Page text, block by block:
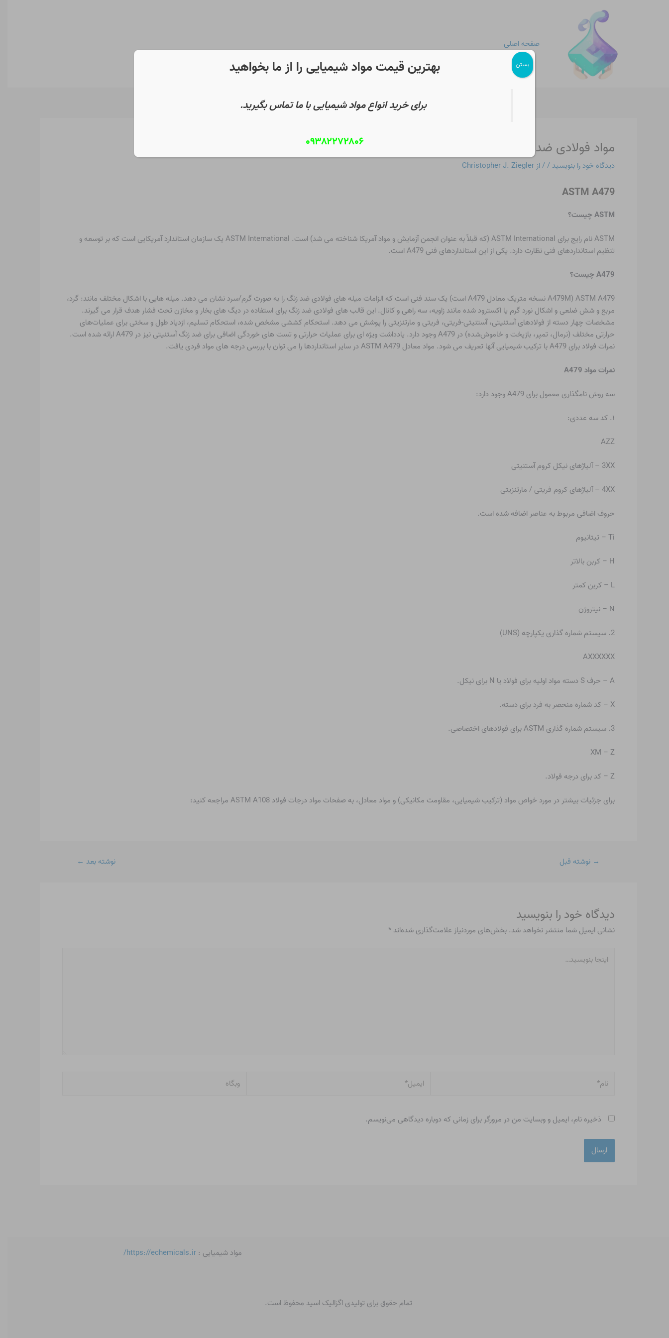
صفحه اصلی
مواد فولادی ضد زنگ ASTM A479
دیدگاه‌ خود را بنویسید // ازChristopher J. Ziegler
ASTM A479
ASTM چیست؟
ASTM نام رایج برای ASTM International (که قبلاً به عنوان انجمن آزمایش و مواد آمریکا شناخته می شد) است. ASTM International یک سازمان استاندارد آمریکایی است که بر توسعه و
تنظیم استانداردهای فنی نظارت دارد. یکی از این استانداردهای فنی A479 است.
A479 چیست؟
ASTM A479 (A479M نسخه متریک معادل A479 است) یک سند فنی است که الزامات میله های فولادی ضد زنگ را به صورت گرم/سرد نشان می دهد. میله هایی با اشکال مختلف مانند: گرد،
مربع و شش ضلعی و اشکال نورد گرم یا اکسترود شده مانند زاویه، سه راهی و کانال. این قالب های فولادی ضد زنگ برای استفاده در دیگ های بخار و مخازن تحت فشار هدف قرار می گیرند.
مشخصات چهار دسته از فولادهای آستنیتی، آستنیتی-فریتی، فریتی و مارتنزیتی را پوشش می دهد. استحکام کششی مشخص شده، استحکام تسلیم، ازدیاد طول و سختی برای عملیات‌های
حرارتی مختلف (نرمال، تمپر، بازپخت و خاموش‌شده) در A479 وجود دارد. یادداشت ویژه ای برای عملیات حرارتی و تست های خوردگی اضافی برای ضد زنگ آستنیتی نیز در A479 ارائه شده است.
نمرات فولاد برای A479 با ترکیب شیمیایی آنها تعریف می شود. مواد معادل ASTM A479 در سایر استانداردها را می توان با بررسی درجه های مواد فردی یافت.
نمرات مواد A479
سه روش نامگذاری معمول برای A479 وجود دارد:
۱. کد سه عددی:
AZZ
3XX – آلیاژهای نیکل کروم آستنیتی
4XX – آلیاژهای کروم فریتی / مارتنزیتی
حروف اضافی مربوط به عناصر اضافه شده است.
Ti – تیتانیوم
H – کربن بالاتر
L – کربن کمتر
N – نیتروژن
2. سیستم شماره گذاری یکپارچه (UNS)
AXXXXXX
A – حرف S دسته مواد اولیه برای فولاد یا N برای نیکل.
X – کد شماره منحصر به فرد برای دسته.
3. سیستم شماره گذاری ASTM برای فولادهای اختصاصی.
XM – Z
Z – کد برای درجه فولاد.
برای جزئیات بیشتر در مورد خواص مواد (ترکیب شیمیایی، مقاومت مکانیکی) و مواد معادل، به صفحات مواد درجات فولاد ASTM A108 مراجعه کنید:
نوشته
→ نوشته قبل نوشته بعد ←
دیدگاه‌ خود را بنویسید
نشانی ایمیل شما منتشر نخواهد شد. بخش‌های موردنیاز علامت‌گذاری شده‌اند*
بنویسید…
وبگاه
ذخیره نام، ایمیل و وبسایت من در مرورگر برای زمانی که دوباره دیدگاهی می‌نویسم.
مواد شیمیایی : https://echemicals.ir/
تمام حقوق برای تولیدی اگزالیک اسید محفوظ است.
بهترین قیمت مواد شیمیایی را از ما بخواهید
برای خرید انواع مواد شیمیایی با ما تماس بگیرید.
۰۹۳۸۲۲۷۲۸۰۶
بستن